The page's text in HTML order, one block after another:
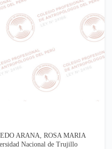
ARANA, ROSA MARIA
Nacional de Trujillo